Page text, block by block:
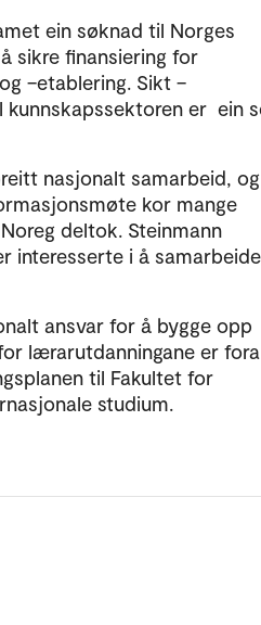
ein søknad til Norges
sikre finansiering for
–etablering. Sikt –
kunnskapssektoren er ein
nasjonalt samarbeid, og
kor mange
deltok. Steinmann
interesserte i å
ansvar for å bygge opp
lærarutdanningane er
til Fakultet for
studium.